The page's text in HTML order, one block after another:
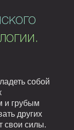
собой
и грубым
других
свои силы.